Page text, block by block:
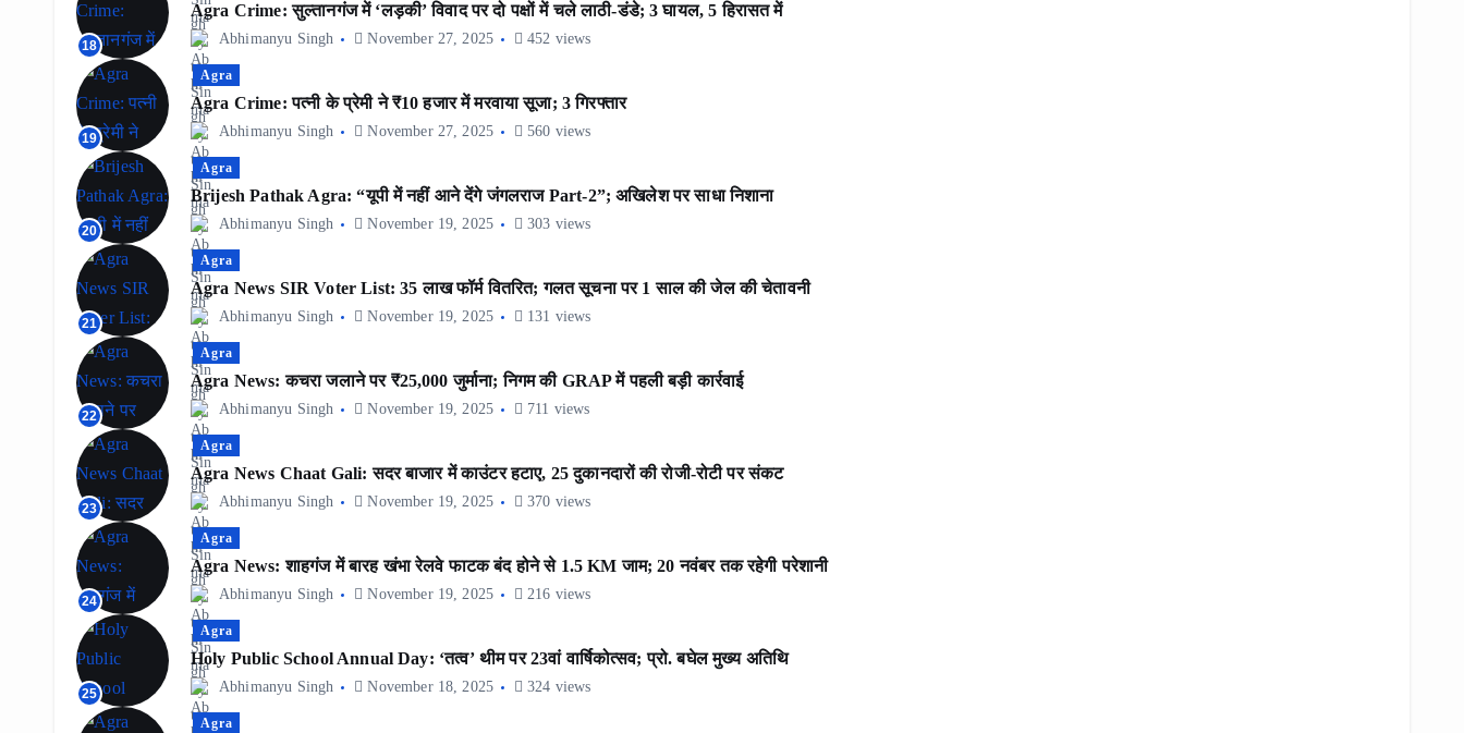
18
Agra Crime: सुल्तानगंज में ‘लड़की’ विवाद पर दो पक्षों में चले लाठी-डंडे; 3 घायल, 5 हिरासत में
Abhimanyu Singh November 27, 2025 452 views
19
Agra
Agra Crime: पत्नी के प्रेमी ने ₹10 हजार में मरवाया सूजा; 3 गिरफ्तार
Abhimanyu Singh November 27, 2025 560 views
20
Agra
Brijesh Pathak Agra: “यूपी में नहीं आने देंगे जंगलराज Part-2”; अखिलेश पर साधा निशाना
Abhimanyu Singh November 19, 2025 303 views
21
Agra
Agra News SIR Voter List: 35 लाख फॉर्म वितरित; गलत सूचना पर 1 साल की जेल की चेतावनी
Abhimanyu Singh November 19, 2025 131 views
22
Agra
Agra News: कचरा जलाने पर ₹25,000 जुर्माना; निगम की GRAP में पहली बड़ी कार्रवाई
Abhimanyu Singh November 19, 2025 711 views
23
Agra
Agra News Chaat Gali: सदर बाजार में काउंटर हटाए, 25 दुकानदारों की रोजी-रोटी पर संकट
Abhimanyu Singh November 19, 2025 370 views
24
Agra
Agra News: शाहगंज में बारह खंभा रेलवे फाटक बंद होने से 1.5 KM जाम; 20 नवंबर तक रहेगी परेशानी
Abhimanyu Singh November 19, 2025 216 views
25
Agra
Holy Public School Annual Day: ‘तत्व’ थीम पर 23वां वार्षिकोत्सव; प्रो. बघेल मुख्य अतिथि
Abhimanyu Singh November 18, 2025 324 views
Agra